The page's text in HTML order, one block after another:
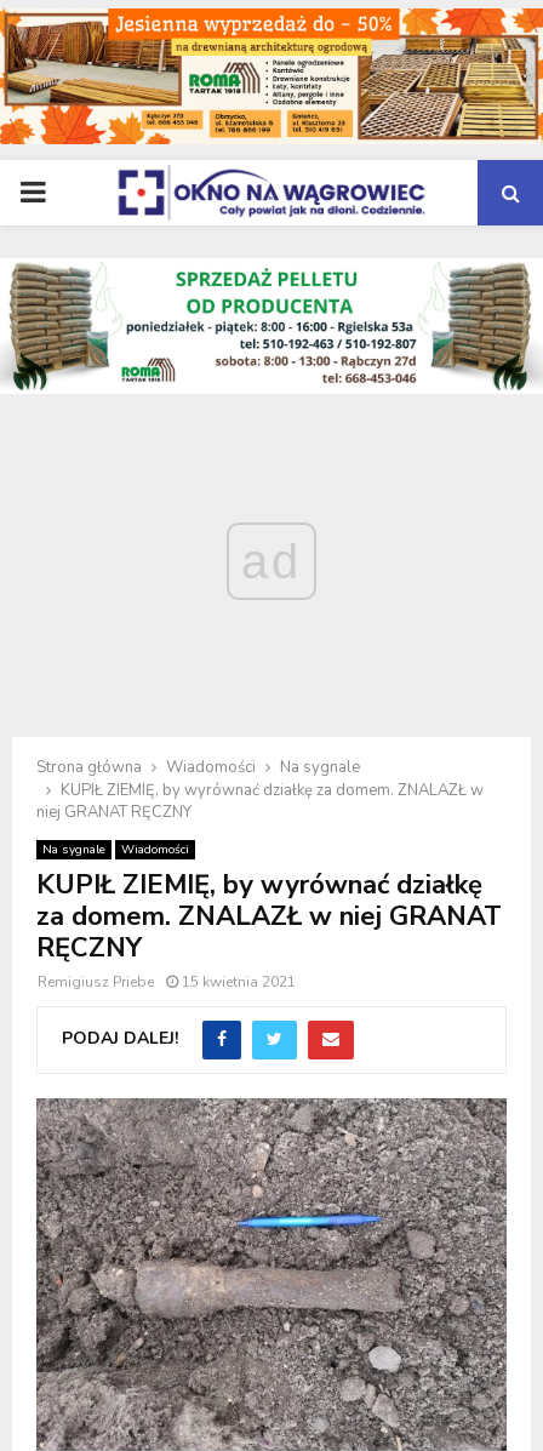
PRIMARY
MENU
ad
Strona główna Wiadomości
Na sygnale
KUPIŁ ZIEMIĘ, by wyrównać działkę za domem. ZNALAZŁ w
niej GRANAT RĘCZNY
Na sygnale Wiadomości
KUPIŁ ZIEMIĘ, by wyrównać działkę
za domem. ZNALAZŁ w niej GRANAT
RĘCZNY
Remigiusz Priebe 15 kwietnia 2021
PODAJ DALEJ!